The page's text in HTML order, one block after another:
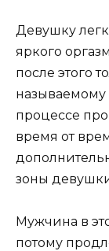
Девушку
яркого
после этого
процессе
время от
зоны
Мужчина в
потому